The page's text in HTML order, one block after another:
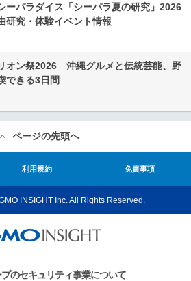
ーパラダイス「シーパラ夏の研究」2026
研究・体験イベント情報
オン祭2026 沖縄グルメと伝統芸能、野
できる3日間
ページの先頭へ
利用規約 免責事項
INSIGHT Inc. All Rights Reserved.
のセキュリティ事業について